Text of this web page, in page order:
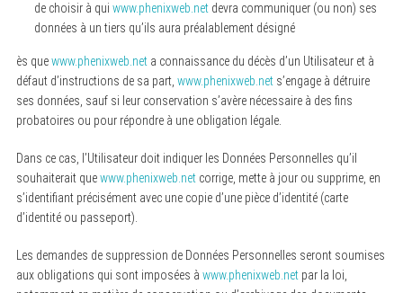
de choisir à qui www.phenixweb.netdevra communiquer (ou non) ses
données à un tiers qu’ils aura préalablement désigné
ès quewww.phenixweb.neta connaissance du décès d’un Utilisateur et à
défaut d’instructions de sa part, www.phenixweb.nets’engage à détruire
ses données, sauf si leur conservation s’avère nécessaire à des fins
probatoires ou pour répondre à une obligation légale.
Dans ce cas, l’Utilisateur doit indiquer les Données Personnelles qu’il
souhaiterait quewww.phenixweb.netcorrige, mette à jour ou supprime, en
s’identifiant précisément avec une copie d’une pièce d’identité (carte
d’identité ou passeport).
Les demandes de suppression de Données Personnelles seront soumises
aux obligations qui sont imposées à www.phenixweb.netpar la loi,